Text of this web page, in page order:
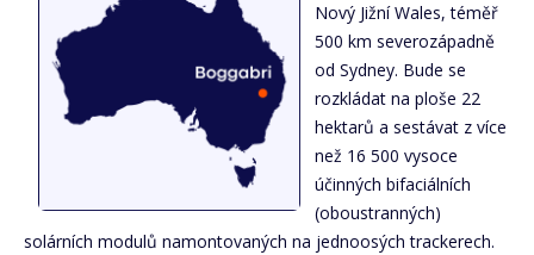
Nový Jižní Wales, téměř
500 km severozápadně
od Sydney. Bude se
rozkládat na ploše 22
hektarů a sestávat z více
než 16 500 vysoce
účinných bifaciálních
(oboustranných)
solárních modulů namontovaných na jednoosých trackerech.